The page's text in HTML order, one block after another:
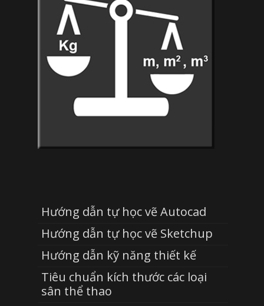
Hướng dẫn tự học vẽ Autocad
Hướng dẫn tự học vẽ Sketchup
Hướng dẫn kỹ năng thiết kế
Tiêu chuẩn kích thước các loại
sân thể thao